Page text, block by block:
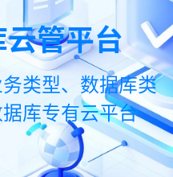
云管平台
类型、数据库类
库专有云平台